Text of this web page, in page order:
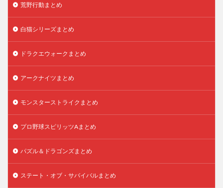
荒野行動まとめ
白猫シリーズまとめ
ドラクエウォークまとめ
アークナイツまとめ
モンスターストライクまとめ
プロ野球スピリッツAまとめ
パズル＆ドラゴンズまとめ
ステート・オブ・サバイバルまとめ